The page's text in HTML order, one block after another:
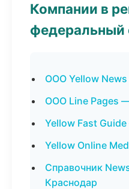
Компании в
федеральный
ООО Yellow
ООО Line Pages
Yellow Fast
Yellow Online
Справочник
Краснодар